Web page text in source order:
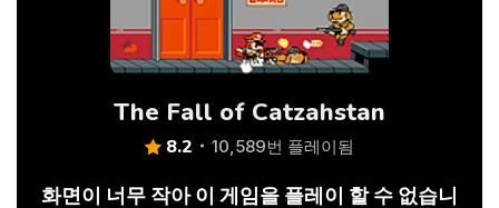
The Fall of Catzahstan
8.2 10,589번 플레이됨
화면이 너무 작아 이 게임을 플레이 할 수 없습니